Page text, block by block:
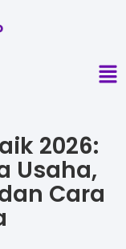
2026:
Usaha,
Cara